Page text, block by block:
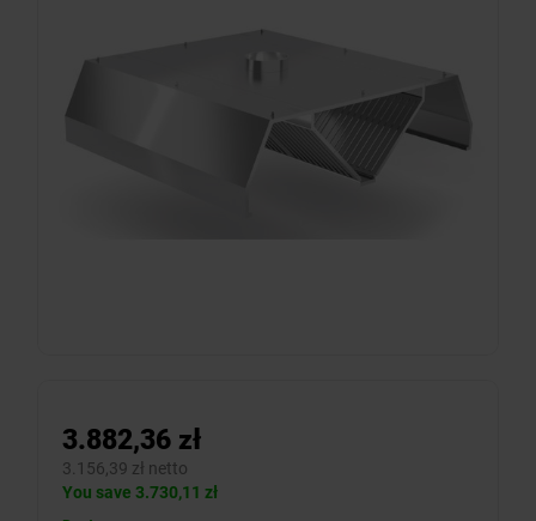
3.882,36 zł
3.156,39 zł netto
You save 3.730,11 zł